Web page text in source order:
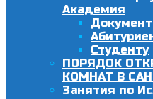
Академия
Студенту
ПОРЯДОК
КОМНАТ В
Занятия по